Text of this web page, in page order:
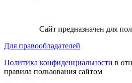
Сайт предназначен для
Для правообладателей
Политика конфиденциальности в
правила пользования сайтом